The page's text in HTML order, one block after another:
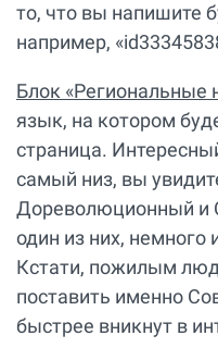
то, что вы напишите
например,
Блок «Региональные
язык, на котором
страница.
самый низ, вы
Дореволюционный и
один из них, немного
Кстати, пожилым
поставить именно
быстрее вникнут в